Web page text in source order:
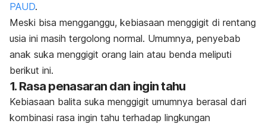
PAUD.
Meski bisa mengganggu, kebiasaan menggigit di rentang
usia ini masih tergolong normal. Umumnya, penyebab
anak suka menggigit orang lain atau benda meliputi
berikut ini.
1. Rasa penasaran dan ingin tahu
Kebiasaan balita suka menggigit umumnya berasal dari
kombinasi rasa ingin tahu terhadap lingkungan